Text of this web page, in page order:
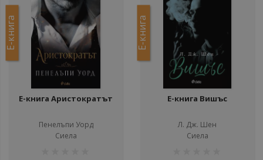
Е-книга
Е-книга Аристократът
Пенелъпи Уорд
Сиела
Е-книга
Е-книга Вишъс
Л. Дж. Шен
Сиела